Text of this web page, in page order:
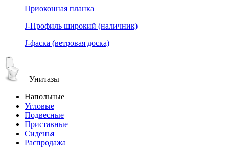
Приоконная планка
J-Профиль широкий (наличник)
J-фаска (ветровая доска)
Унитазы
Напольные
Угловые
Подвесные
Приставные
Сиденья
Распродажа